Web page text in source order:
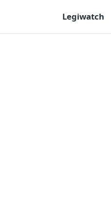
Legiwatch